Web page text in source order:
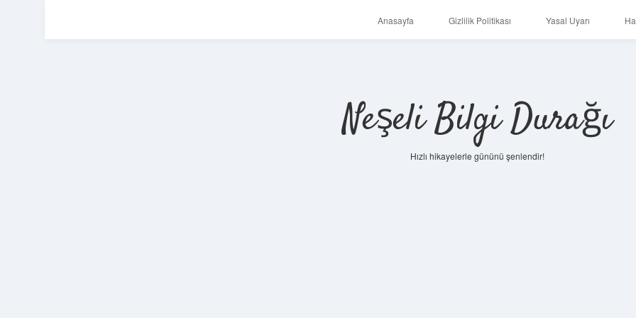
Anasayfa Gizlilik Politikası Yasal Uyarı
Neşeli Bilgi Durağı
Hızlı hikayelerle gününü şenlendir!